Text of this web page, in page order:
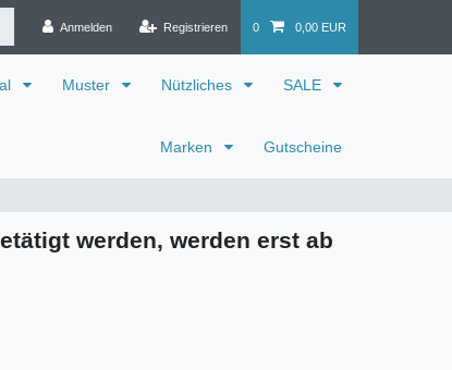
Anmelden Registrieren 0 0,00 EUR
Muster Nützliches SALE
Marken Gutscheine
werden, werden erst ab